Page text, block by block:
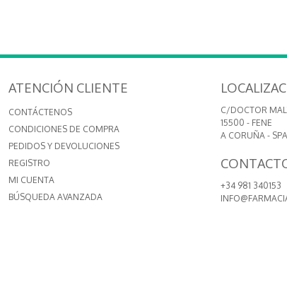
ATENCIÓN CLIENTE
CONTÁCTENOS
CONDICIONES DE COMPRA
PEDIDOS Y DEVOLUCIONES
REGISTRO
MI CUENTA
BÚSQUEDA AVANZADA
C/DOCTOR
15500 - FENE
A CORUÑA -
+34 981 340153